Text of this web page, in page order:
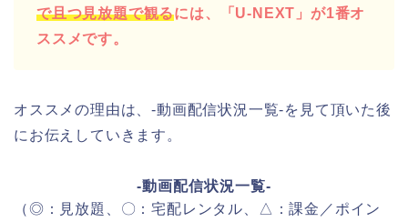
で且つ見放題で観るには、「U-NEXT」が1番オ
ススメです。
オススメの理由は、-動画配信状況一覧-を見て頂いた後
にお伝えしていきます。
-動画配信状況一覧-
（◎：見放題、〇：宅配レンタル、△：課金／ポイン